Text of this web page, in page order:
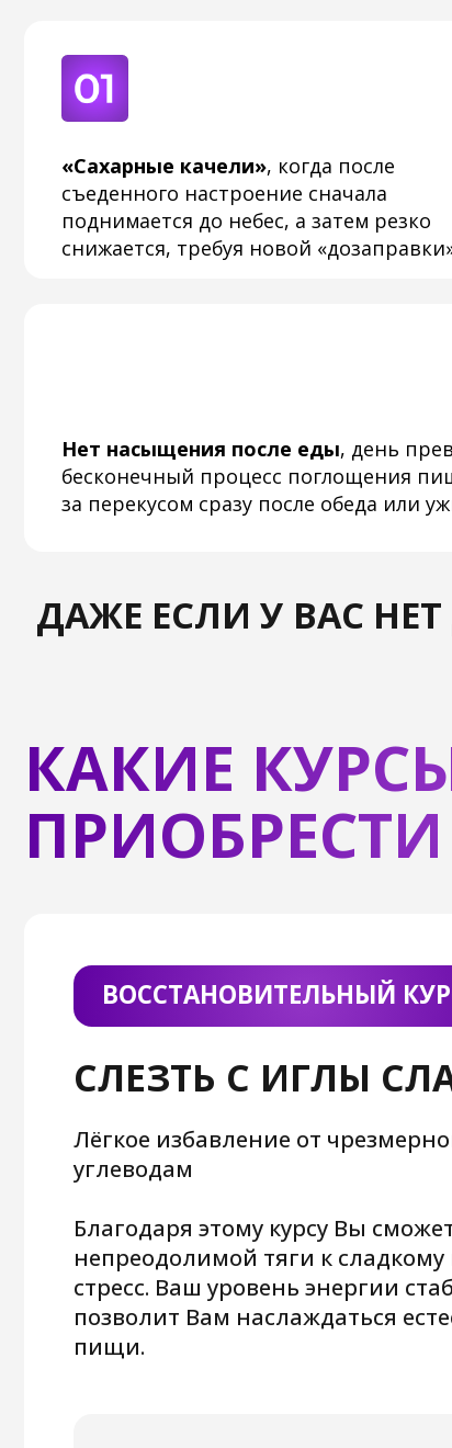
бесконечный процесс поглощения пищи,
за перекусом сразу после обеда или ужина
ПРИОБРЕСТИ
Лёгкое избавление от чрезмерной
углеводам
Благодаря этому курсу Вы сможете
непреодолимой тяги к сладкому и
Возможные результаты при
Пропадёт тяга к сладкому, Вы
постоянное желание съесть что-то
резких скачков сахара и чувства
Снизится вес, уменьшится
Стабилизируется уровень
будете чувствовать резкие
усталость после еды, так как
получать энергию равномерно
ВОССТАНОВИТЕЛЬНЫЙ КУРС